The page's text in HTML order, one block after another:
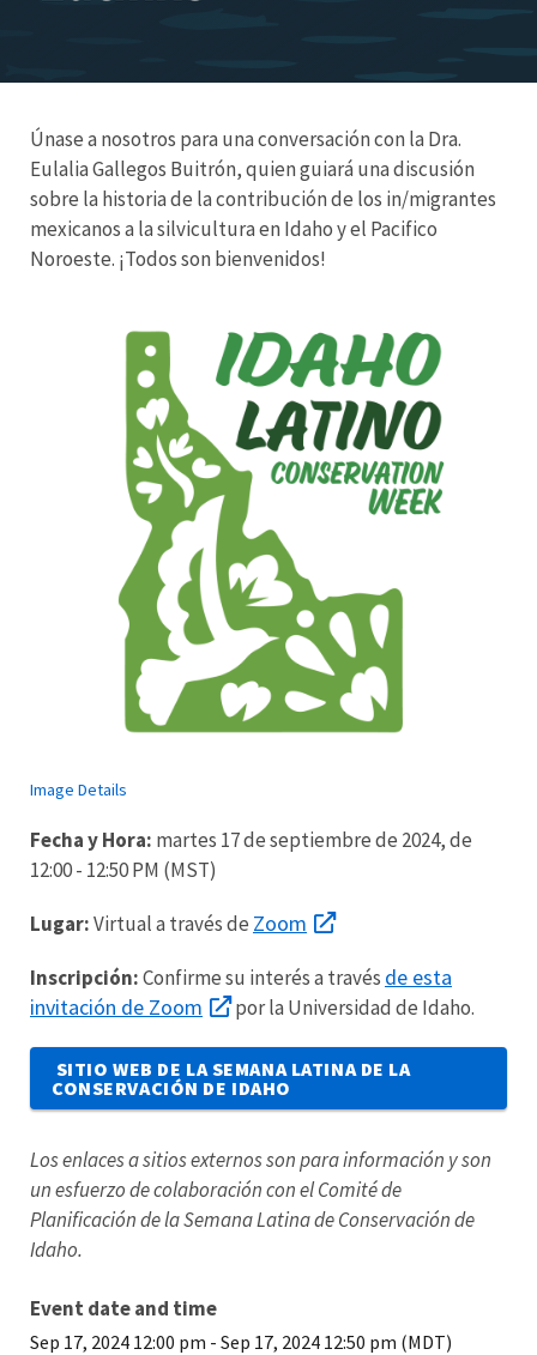
Únase a nosotros para una conversación con la Dra.
Eulalia Gallegos Buitrón, quien guiará una discusión
sobre la historia de la contribución de los in/migrantes
mexicanos a la silvicultura en Idaho y el Pacifico
Noroeste. ¡Todos son bienvenidos!
Image Details
Fecha y Hora: martes 17 de septiembre de 2024, de
12:00 - 12:50 PM (MST)
Lugar:Virtual a través de Zoom
Inscripción:Confirme su interés a través de esta
invitación de Zoom por la Universidad de Idaho.
SITIO WEB DE LA SEMANA LATINA DE LA
CONSERVACIÓN DE IDAHO
Los enlaces a sitios externos son para información y son
un esfuerzo de colaboración con el Comité de
Planificación de la Semana Latina de Conservación de
Idaho.
Event date and time
Sep 17, 2024 12:00 pm - Sep 17, 2024 12:50 pm (MDT)